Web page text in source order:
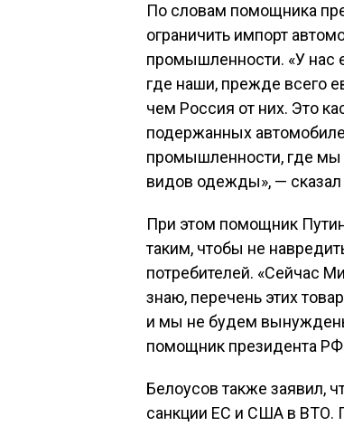
По словам помощника
ограничить импорт
промышленности. «У нас
где наши, прежде всего
чем Россия от них. Это
подержанных
промышленности, где мы
видов одежды», — сказал
При этом помощник
таким, чтобы не
потребителей. «Сейчас
знаю, перечень этих
и мы не будем
помощник президента
Белоусов также заявил,
санкции ЕС и США в ВТО.